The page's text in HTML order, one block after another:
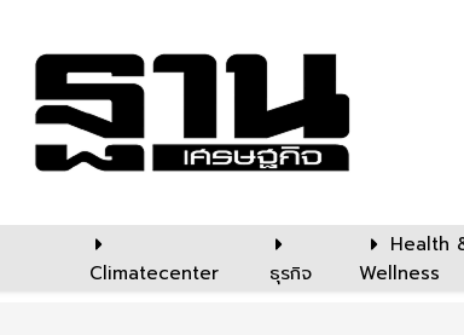
Climatecenter ธุรกิจ
Health
Wellness